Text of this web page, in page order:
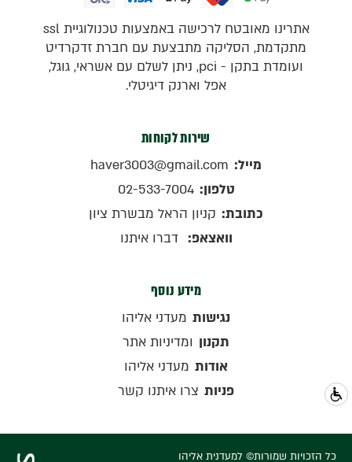
אתרינו מאובטח לרכישה באמצעות טכנולוגיית ssl
מתקדמת, הסליקה מתבצעת עם חברת זדקרדיט
ועומדת בתקן - pci, ניתן לשלם עם אשראי, גוגל,
אפל וארנק דיגיטלי.
שירות לקוחות
מייל: haver3003@gmail.com
טלפון: 02-533-7004
כתובת: קניון הראל מבשרת ציון
וואצאפ: דברו איתנו
מידע נוסף
נגישות מעדני אליהו
תקנון ומדיניות אתר
אודות מעדני אליהו
פניות צרו איתנו קשר
כל הזכויות שמורות© למעדנית אליהו